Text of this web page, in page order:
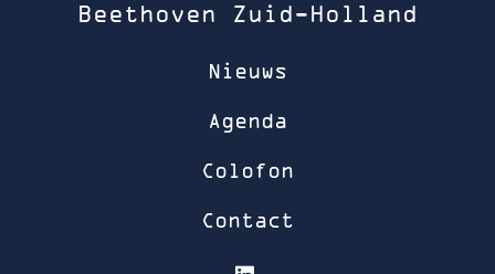
Beethoven Zuid-Holland
Nieuws
Agenda
Colofon
Contact